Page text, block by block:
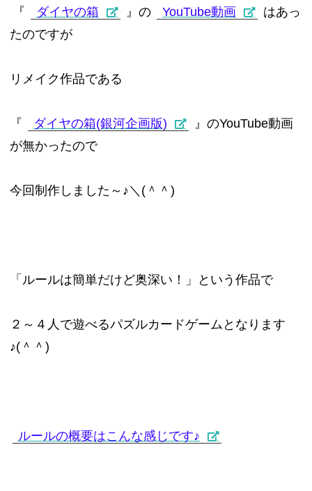
『 ダイヤの箱 』の YouTube動画
はあっ
たのですが
リメイク作品である
『 ダイヤの箱(銀河企画版)
』のYouTube動画
が無かったので
今回制作しました～♪＼(＾＾)
「ルールは簡単だけど奥深い！」という作品で
２～４人で遊べるパズルカードゲームとなります
♪(＾＾)
ルールの概要はこんな感じです♪